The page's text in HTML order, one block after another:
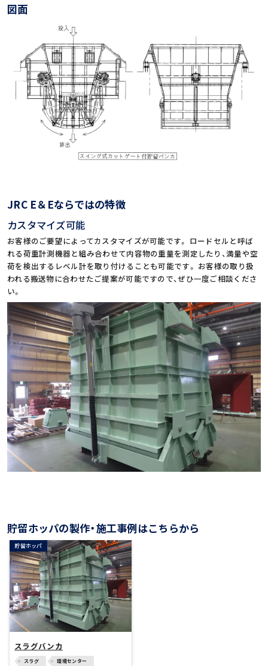
図面
JRC E＆Eならではの特徴
カスタマイズ可能
お客様のご要望によってカスタマイズが可能です。 ロードセルと呼ば
れる荷重計測機器と組み合わせて内容物の重量を測定したり、満量や空
荷を検出するレベル計を取り付けることも可能です。 お客様の取り扱
われる搬送物に合わせたご提案が可能ですので、ぜひ一度ご相談くださ
い。
貯留ホッパの製作・施工事例はこちらから
貯留ホッパ
スラグバンカ
スラグ 環境センター